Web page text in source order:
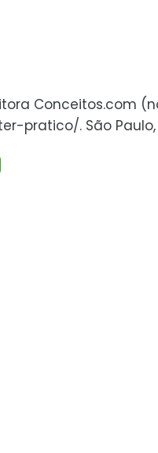
Conceitos.com
pratico/. São Paulo,